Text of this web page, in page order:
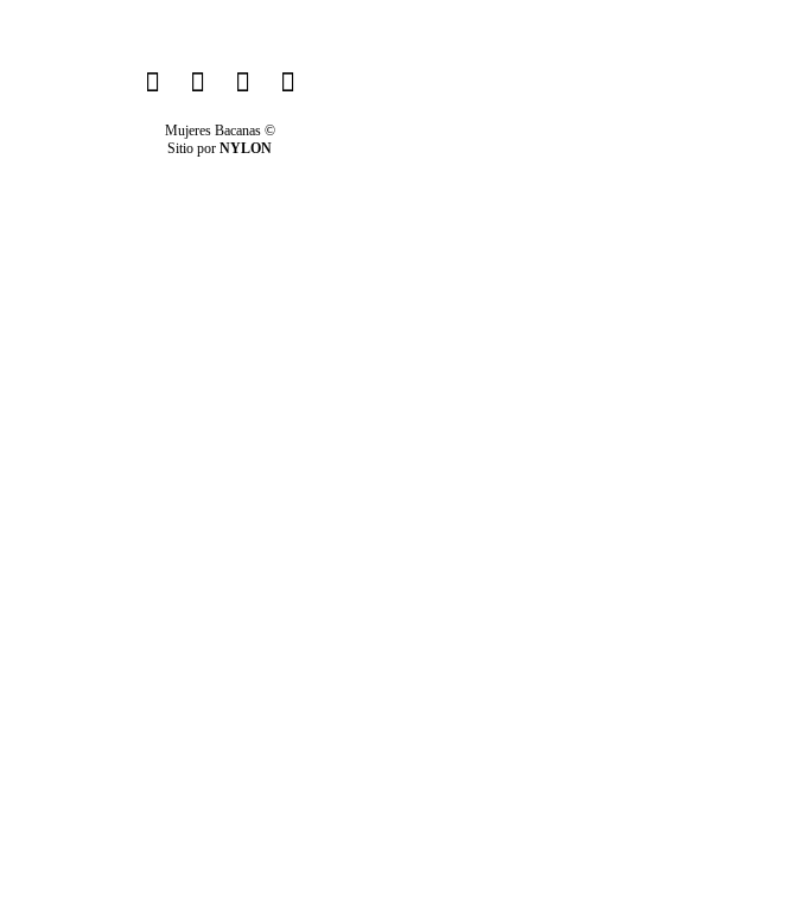
Mujeres Bacanas ©
Sitio por NYLON